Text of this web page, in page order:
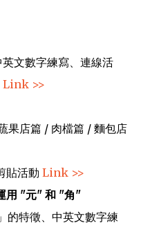
英文數字練寫、連線活
Link >>
果店篇 / 肉檔篇 / 麵包店
貼活動 Link >>
用 "元" 和 "角"
的特徵、中英文數字練